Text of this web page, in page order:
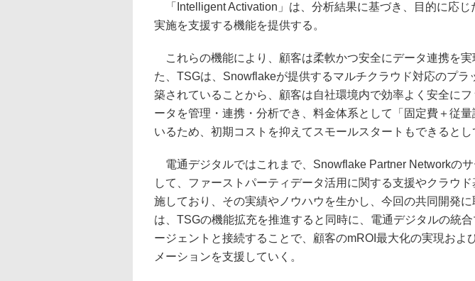
「Intelligent Activation」は、分析結果に基づき、目的に応じ
実施を支援する機能を提供する。
これらの機能により、顧客は柔軟かつ安全にデータ連携を実
た、TSGは、Snowflakeが提供するマルチクラウド対応のプラ
築されていることから、顧客は自社環境内で効率よく安全に
ータを管理・連携・分析でき、料金体系として「固定費＋従
いるため、初期コストを抑えてスモールスタートもできるとし
電通デジタルではこれまで、Snowflake Partner Networkのサ
して、ファーストパーティデータ活用に関する支援やクラウ
施しており、その実績やノウハウを生かし、今回の共同開発
は、TSGの機能拡充を推進すると同時に、電通デジタルの統
ージェントと接続することで、顧客のmROI最大化の実現およ
メーションを支援していく。